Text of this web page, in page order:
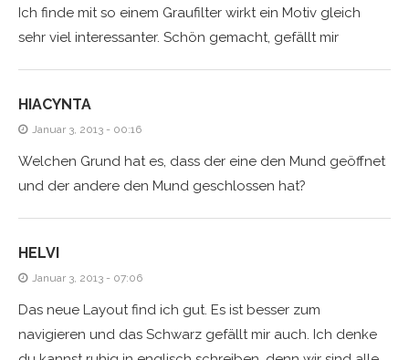
Ich finde mit so einem Graufilter wirkt ein Motiv gleich
sehr viel interessanter. Schön gemacht, gefällt mir
HIACYNTA
Januar 3, 2013 - 00:16
Welchen Grund hat es, dass der eine den Mund geöffnet
und der andere den Mund geschlossen hat?
HELVI
Januar 3, 2013 - 07:06
Das neue Layout find ich gut. Es ist besser zum
navigieren und das Schwarz gefällt mir auch. Ich denke